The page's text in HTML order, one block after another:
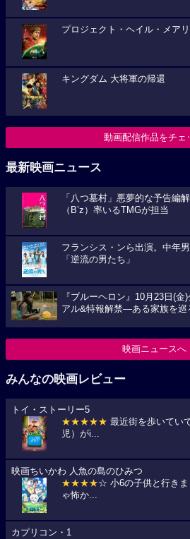
プロジェクト・ヘイル・メア
キングダム 大将軍の帰還
動画配信作品をチェ
最新映画ニュース
「八つ墓村」悪夢的な予告編
（B’z）率いるTMGが担当
フランシス・ンら出演。中年
「逆流の男たち」
『ブルーヘロン』10月23日(
アル&特報解禁―ある家族を巡
映画ニュースへ
みんなの映画レビュー
トイ・ストーリー5
★★★★★ 最近街を歩いてい
児）がi...
映画ちいかわ 人魚の島のひみつ
★★★★☆ 小6の子供と行きま
ゃ怖か...
カプリコン・1